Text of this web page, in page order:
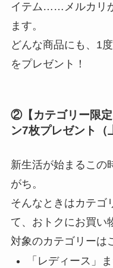
イテム……メルカリ
ます。
どんな商品にも、1
をプレゼント！
②【カテゴリー限
ン7枚プレゼント（
新生活が始まるこの
がち。
そんなときはカテゴ
て、おトクにお買い
対象のカテゴリーは
「レディース」